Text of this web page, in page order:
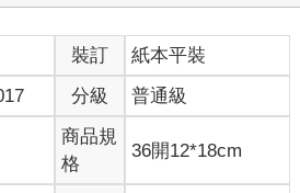
裝訂
紙本平裝
分級 普通級
商品規
格
36開12*18cm